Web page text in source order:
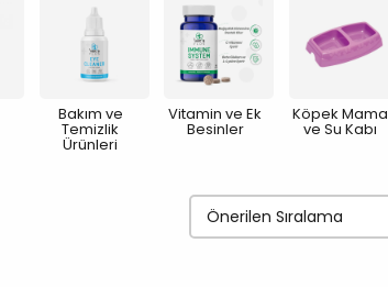
Bakım ve
Temizlik
Ürünleri
Vitamin ve Ek
Besinler
Köpek Mama
ve Su Kabı